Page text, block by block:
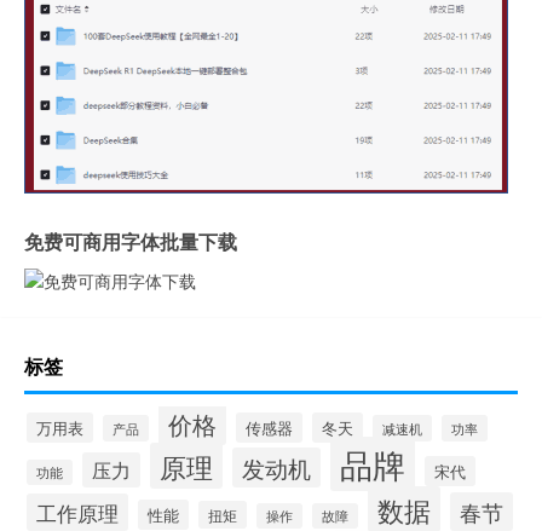
免费可商用字体批量下载
标签
万用表 产品 价格 传感器 冬天 减速机 功率
功能 压力 原理 发动机 品牌 宋代
工作原理 性能 扭矩 操作 故障 数据 春节